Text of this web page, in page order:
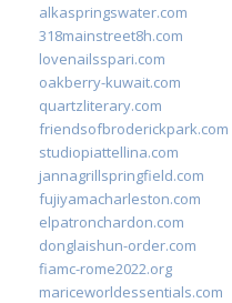
alkaspringswater.com
318mainstreet8h.com
lovenailsspari.com
oakberry-kuwait.com
quartzliterary.com
friendsofbroderickpark.com
studiopiattellina.com
jannagrillspringfield.com
fujiyamacharleston.com
elpatronchardon.com
donglaishun-order.com
fiamc-rome2022.org
mariceworldessentials.com